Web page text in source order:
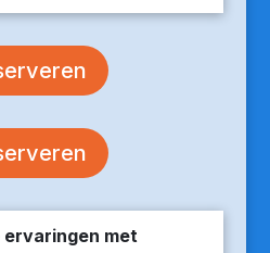
ervaringen met